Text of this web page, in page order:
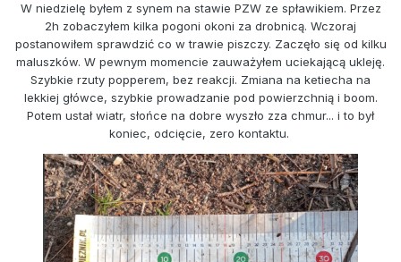
W niedzielę byłem z synem na stawie PZW ze spławikiem. Przez
2h zobaczyłem kilka pogoni okoni za drobnicą. Wczoraj
postanowiłem sprawdzić co w trawie piszczy. Zaczęło się od kilku
maluszków. W pewnym momencie zauważyłem uciekającą ukleję.
Szybkie rzuty popperem, bez reakcji. Zmiana na ketiecha na
lekkiej główce, szybkie prowadzanie pod powierzchnią i boom.
Potem ustał wiatr, słońce na dobre wyszło zza chmur... i to był
koniec, odcięcie, zero kontaktu.